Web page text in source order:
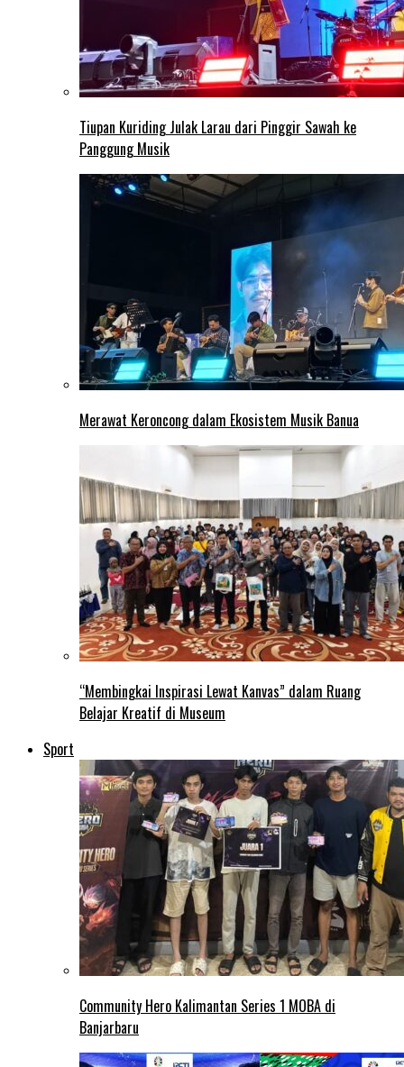
Tiupan Kuriding Julak Larau dari Pinggir Sawah ke
Panggung Musik
Merawat Keroncong dalam Ekosistem Musik Banua
“Membingkai Inspirasi Lewat Kanvas” dalam Ruang
Belajar Kreatif di Museum
Sport
Community Hero Kalimantan Series 1 MOBA di
Banjarbaru